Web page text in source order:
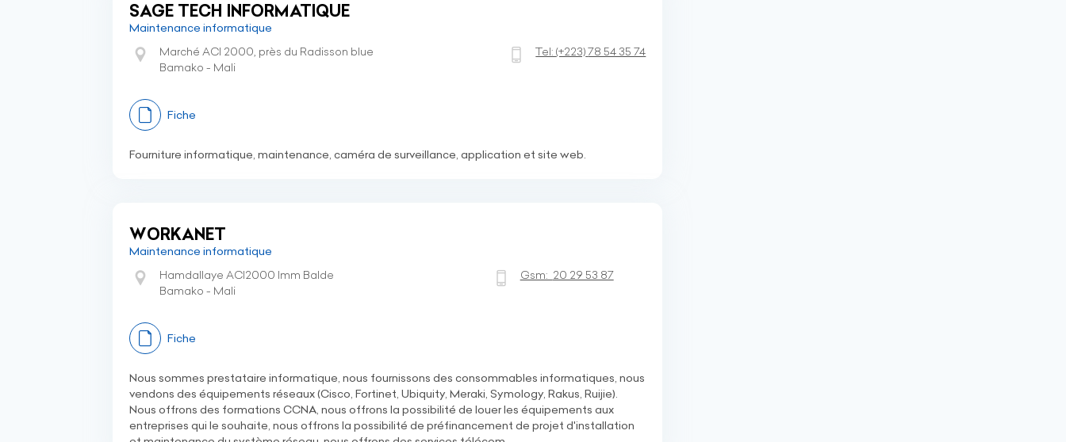
SAGE TECH INFORMATIQUE
Maintenance informatique
Marché ACI 2000, près du Radisson blue
Bamako - Mali
Tel:(+223)78 54 35 74
Fiche
Fourniture informatique, maintenance, caméra de surveillance, application et site web.
WORKANET
Maintenance informatique
Hamdallaye ACI2000 Imm Balde
Bamako - Mali
Gsm: 20 29 53 87
Fiche
Nous sommes prestataire informatique, nous fournissons des consommables informatiques, nous
vendons des équipements réseaux (Cisco, Fortinet, Ubiquity, Meraki, Symology, Rakus, Ruijie).
Nous offrons des formations CCNA, nous offrons la possibilité de louer les équipements aux
entreprises qui le souhaite, nous offrons la possibilité de préfinancement de projet d'installation